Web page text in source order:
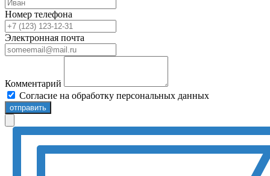
Номер телефона
Электронная почта
Комментарий
Согласие на обработку персональных данных
отправить